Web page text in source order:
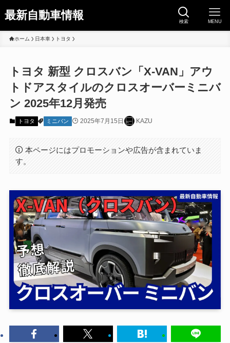
最新自動車情報 検索 MENU
ホーム 日本車 トヨタ
トヨタ 新型 クロスバン「X-VAN」アウ
トドアスタイルのクロスオーバーミニバ
ン 2025年12月発売
トヨタ ミニバン 2025年7月15日 KAZU
本ページにはプロモーションや広告が含まれていま
す。